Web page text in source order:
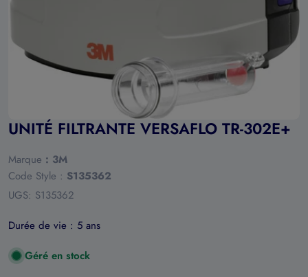
UNITÉ FILTRANTE VERSAFLO TR-302E+
Marque : 3M
Code Style : S135362
UGS: S135362
Durée de vie : 5 ans
Géré en stock